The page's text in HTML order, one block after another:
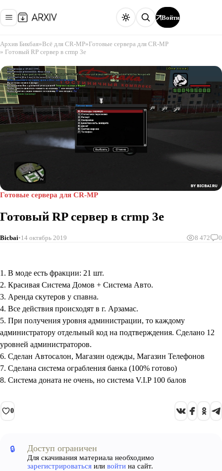
Войти
Архив Бикбая»Всё для CR-MP»Готовые сервера для CR-MP
» Готовый RP сервер в crmp 3e
Готовые сервера для CR-MP
Готовый RP сервер в crmp 3e
Bicbai 14 октябрь 2019 8 472 0
1. В моде есть фракции: 21 шт.
2. Красивая Система Домов + Система Авто.
3. Аренда скутеров у спавна.
4. Все действия происходят в г. Арзамас.
5. При получения уровня администрации, то каждому
администратору отдельный код на подтверждения. Сделано 12
уровней администраторов.
6. Сделан Автосалон, Магазин одежды, Магазин Телефонов
7. Сделана система ограбления банка (100% готово)
8. Система доната не очень, но система V.I.P 100 балов
0
🔒 Доступ ограничен
Для скачивания материала необходимо
зарегистрироваться или войти на сайт.